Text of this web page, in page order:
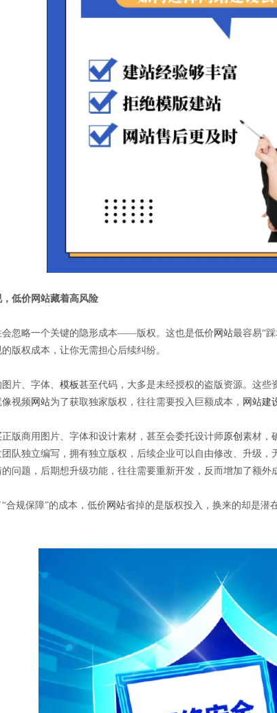
低价网站藏着高风险
会忽略一个关键的隐形成本——版权。这也是低价 网站最容易“
版权成本，让你无需担心后续纠纷。
片、字体、 模板甚至代码，大多是未经授权的盗版资源。这
视频网站为了获取独家版权，往往需要投入巨额成本， 网站建
正版商用图片、字体和设计素材，甚至会委托设计师原创 素材，
团队独立编写，拥有独立版权，后续企业可以自由修改、升级，
问题，后期想升级功能，往往需要重新开发，反而增加了额外
合规保障”的成本，低价 网站省掉的是版权投入，换来的却是潜